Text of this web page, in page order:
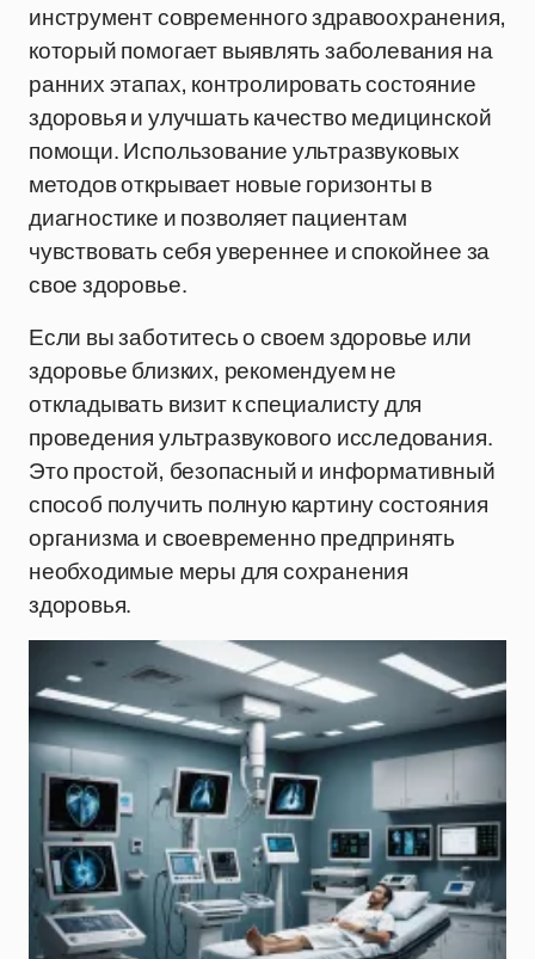
инструмент современного здравоохранения,
который помогает выявлять заболевания на
ранних этапах, контролировать состояние
здоровья и улучшать качество медицинской
помощи. Использование ультразвуковых
методов открывает новые горизонты в
диагностике и позволяет пациентам
чувствовать себя увереннее и спокойнее за
свое здоровье.
Если вы заботитесь о своем здоровье или
здоровье близких, рекомендуем не
откладывать визит к специалисту для
проведения ультразвукового исследования.
Это простой, безопасный и информативный
способ получить полную картину состояния
организма и своевременно предпринять
необходимые меры для сохранения
здоровья.